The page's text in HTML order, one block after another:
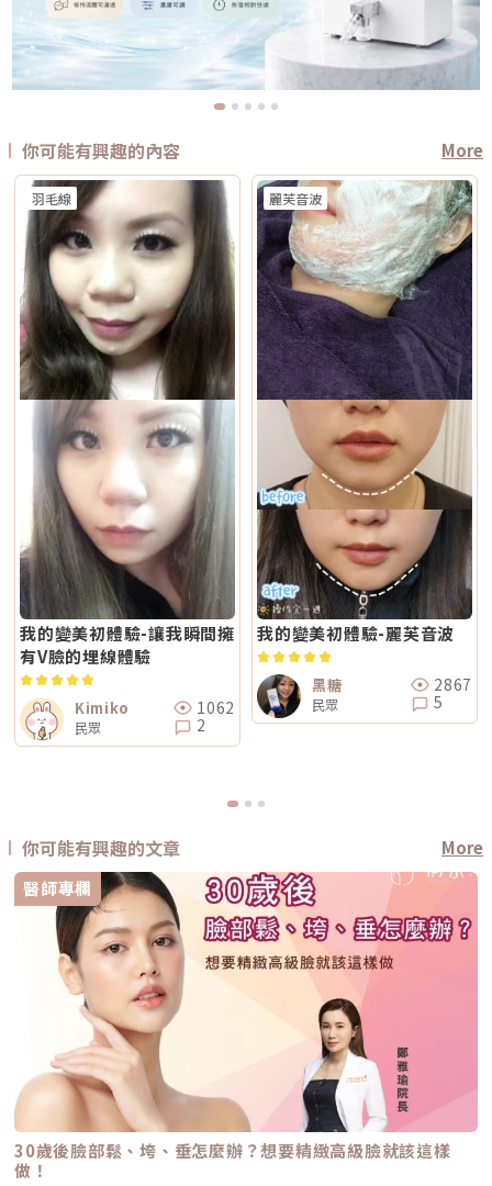
你可能有興趣的內容 More
羽毛線
我的變美初體驗-讓我瞬間擁
有V臉的埋線體驗
Kimiko
民眾
1062
2
麗芙音波
我的變美初體驗-麗芙音波
黑糖
民眾
2867
5
你可能有興趣的文章
More
醫師專欄
30歲後臉部鬆、垮、垂怎麼辦？想要精緻高級臉就該這樣
做！